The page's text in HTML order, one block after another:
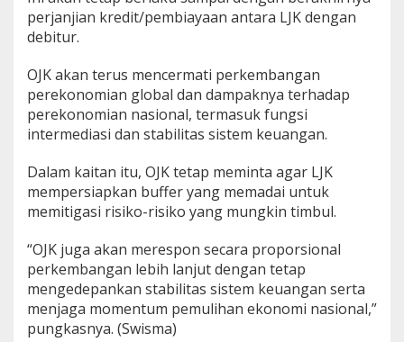
perjanjian kredit/pembiayaan antara LJK dengan
debitur.
OJK akan terus mencermati perkembangan
perekonomian global dan dampaknya terhadap
perekonomian nasional, termasuk fungsi
intermediasi dan stabilitas sistem keuangan.
Dalam kaitan itu, OJK tetap meminta agar LJK
mempersiapkan buffer yang memadai untuk
memitigasi risiko-risiko yang mungkin timbul.
“OJK juga akan merespon secara proporsional
perkembangan lebih lanjut dengan tetap
mengedepankan stabilitas sistem keuangan serta
menjaga momentum pemulihan ekonomi nasional,”
pungkasnya. (Swisma)